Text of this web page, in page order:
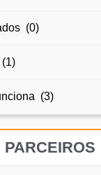
(0)
(3)
PARCEIROS